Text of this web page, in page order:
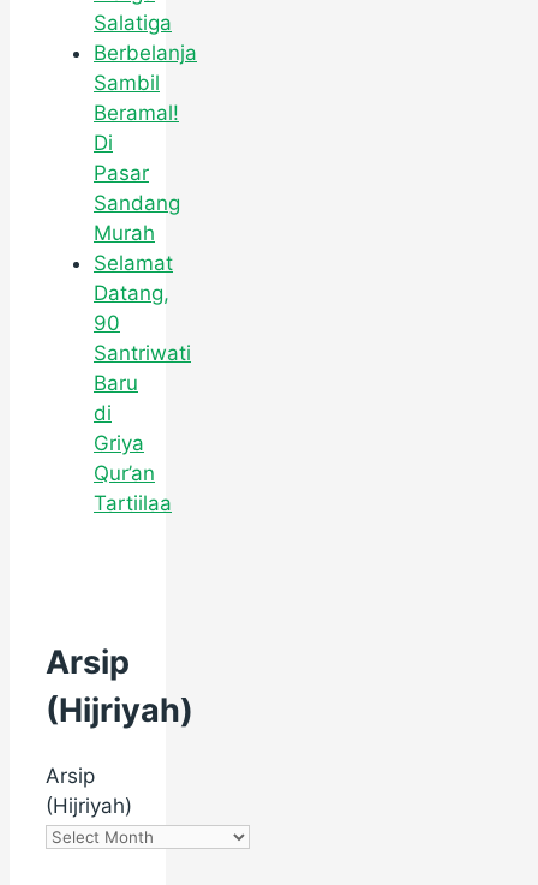
Salatiga
Berbelanja
Sambil
Beramal!
Di
Pasar
Sandang
Murah
Selamat
Datang,
90
Santriwati
Baru
di
Griya
Qur’an
Tartiilaa
Arsip
(Hijriyah)
Arsip
(Hijriyah)